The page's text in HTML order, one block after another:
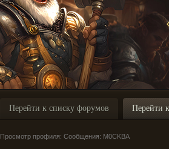
Перейти к списку форумов Перейти
Просмотр профиля: Сообщения: M0CKBA